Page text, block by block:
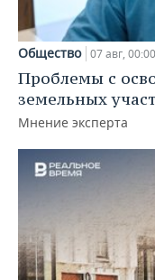
Общество 07 авг, 00:00
Проблемы с
земельных
Мнение эксперта